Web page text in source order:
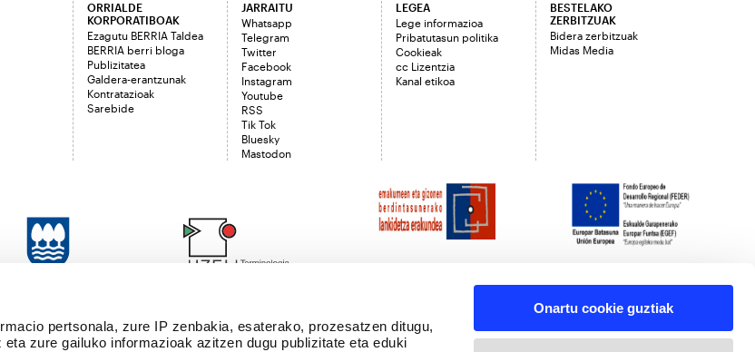
pertsonala, zure IP zenbakia, esaterako, prozesatzen ditugu,
zure gailuko informazioak azitzen dugu publizitate eta eduki
Onartu cookie guztiak
ORRIALDE
KORPORATIBOAK
Ezagutu BERRIA Taldea
BERRIA berri bloga
Publizitatea
Galdera-erantzunak
Kontratazioak
Sarebide
JARRAITU
Whatsapp
Telegram
Twitter
Facebook
Instagram
Youtube
RSS
Tik Tok
Bluesky
Mastodon
LEGEA
Lege informazioa
Pribatutasun politika
Cookieak
cc Lizentzia
Kanal etikoa
BESTELAKO
ZERBITZUAK
Bidera zerbitzuak
Midas Media